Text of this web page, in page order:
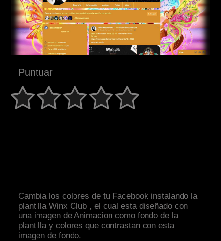
Puntuar
Cambia los colores de tu Facebook instalando la
plantilla Winx Club , el cual esta diseñado con
una imagen de Animacion como fondo de la
plantilla y colores que contrastan con esta
imagen de fondo.